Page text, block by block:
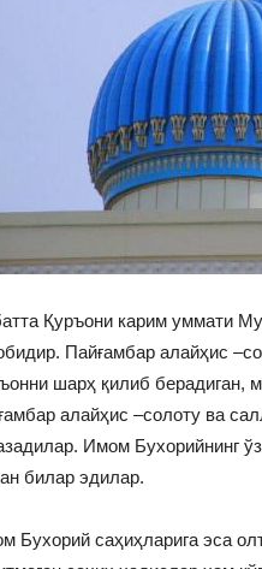
Қуръони карим уммати
Пайғамбар алайҳис
шарҳ қилиб берадиган,
алайҳис –солоту ва
Имом Бухорийнинг
билар эдилар.
Бухорий саҳиҳларига эса